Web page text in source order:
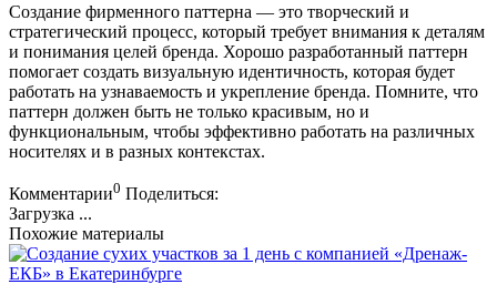
Создание фирменного паттерна — это творческий и
стратегический процесс, который требует внимания к деталям
и понимания целей бренда. Хорошо разработанный паттерн
помогает создать визуальную идентичность, которая будет
работать на узнаваемость и укрепление бренда. Помните, что
паттерн должен быть не только красивым, но и
функциональным, чтобы эффективно работать на различных
носителях и в разных контекстах.
Комментарии0 Поделиться:
Загрузка ...
Похожие материалы